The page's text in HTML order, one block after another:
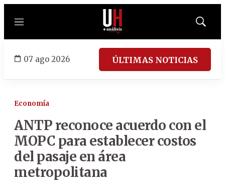
Menú
Mostrar
07 ago 2026 ÚLTIMAS NOTICIAS
Economía
ANTP reconoce acuerdo con el
MOPC para establecer costos
del pasaje en área
metropolitana